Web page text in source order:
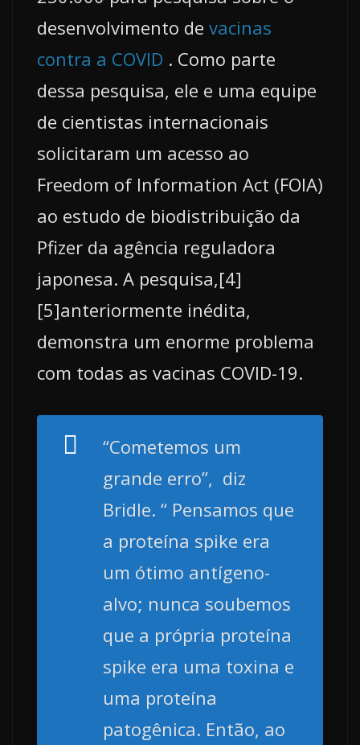
desenvolvimento de vacinas
contra a COVID . Como parte
dessa pesquisa, ele e uma equipe
de cientistas internacionais
solicitaram um acesso ao
Freedom of Information Act (FOIA)
ao estudo de biodistribuição da
Pfizer da agência reguladora
japonesa. A pesquisa,[4]
[5]anteriormente inédita,
demonstra um enorme problema
com todas as vacinas COVID-19.
“Cometemos um
grande erro”, diz
Bridle. “ Pensamos que
a proteína spike era
um ótimo antígeno-
alvo; nunca soubemos
que a própria proteína
spike era uma toxina e
uma proteína
patogênica. Então, ao